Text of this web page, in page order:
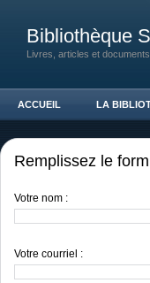
Bibliothèque
Livres, articles et
ACCUEIL LA
Remplissez le
Votre nom :
Votre courriel :